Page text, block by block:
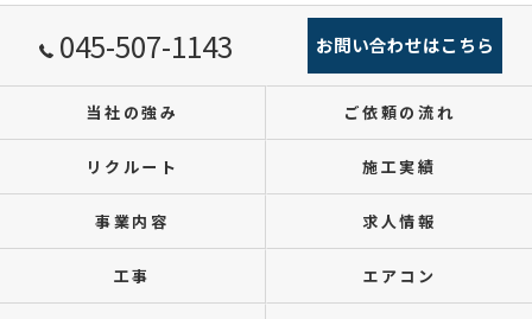
045-507-1143 お問い合わせはこちら
当社の強み ご依頼の流れ
リクルート 施工実績
事業内容 求人情報
工事 エアコン